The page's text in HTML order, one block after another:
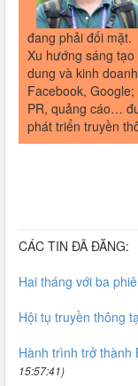
đang phải đối mặt.
Xu hướng sáng
dung và kinh
Facebook,
PR, quảng cáo…
phát triển truyền
CÁC TIN ĐÃ ĐĂNG:
Hai tháng với ba
Hội tụ truyền thông
Hành trình trở thành
15:57:41)